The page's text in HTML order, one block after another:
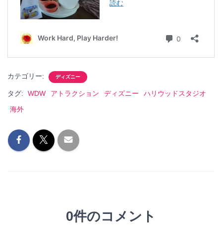
カテゴリー: ディズニー
タグ: WDW アトラクション ディズニー
ハリウッドスタジオ
海外
0件のコメント